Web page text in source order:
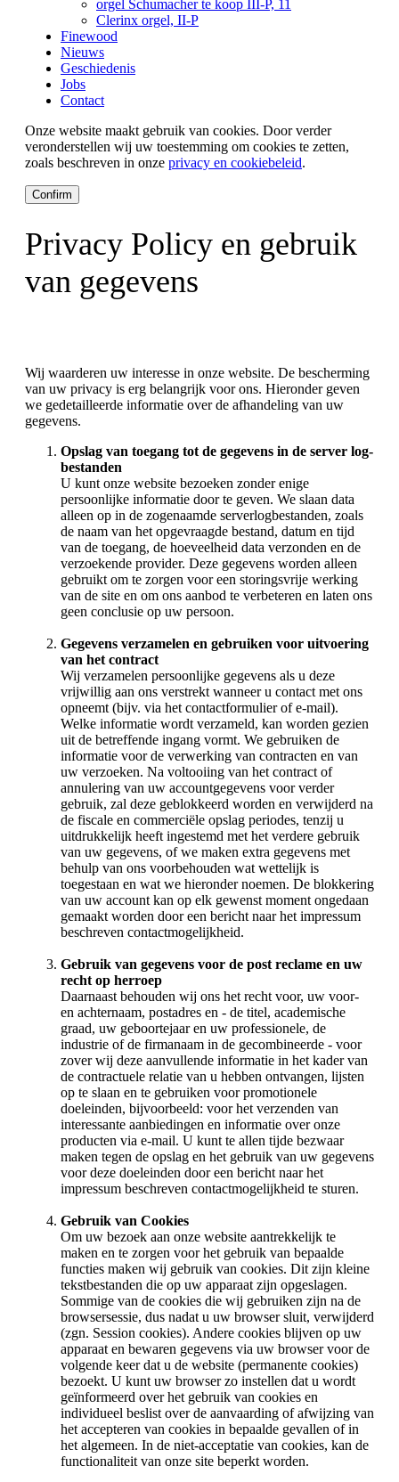
orgel Schumacher te koop III-P, 11
Clerinx orgel, II-P
Finewood
Nieuws
Geschiedenis
Jobs
Contact
Onze website maakt gebruik van cookies. Door verder
veronderstellen wij uw toestemming om cookies te zetten,
zoals beschreven in onze privacy en cookiebeleid.
Confirm
Privacy Policy en gebruik
van gegevens
Wij waarderen uw interesse in onze website. De bescherming
van uw privacy is erg belangrijk voor ons. Hieronder geven
we gedetailleerde informatie over de afhandeling van uw
gegevens.
Opslag van toegang tot de gegevens in de server log-
bestanden
U kunt onze website bezoeken zonder enige
persoonlijke informatie door te geven. We slaan data
alleen op in de zogenaamde serverlogbestanden, zoals
de naam van het opgevraagde bestand, datum en tijd
van de toegang, de hoeveelheid data verzonden en de
verzoekende provider. Deze gegevens worden alleen
gebruikt om te zorgen voor een storingsvrije werking
van de site en om ons aanbod te verbeteren en laten ons
geen conclusie op uw persoon.
Gegevens verzamelen en gebruiken voor uitvoering
van het contract
Wij verzamelen persoonlijke gegevens als u deze
vrijwillig aan ons verstrekt wanneer u contact met ons
opneemt (bijv. via het contactformulier of e-mail).
Welke informatie wordt verzameld, kan worden gezien
uit de betreffende ingang vormt. We gebruiken de
informatie voor de verwerking van contracten en van
uw verzoeken. Na voltooiing van het contract of
annulering van uw accountgegevens voor verder
gebruik, zal deze geblokkeerd worden en verwijderd na
de fiscale en commerciële opslag periodes, tenzij u
uitdrukkelijk heeft ingestemd met het verdere gebruik
van uw gegevens, of we maken extra gegevens met
behulp van ons voorbehouden wat wettelijk is
toegestaan en wat we hieronder noemen. De blokkering
van uw account kan op elk gewenst moment ongedaan
gemaakt worden door een bericht naar het impressum
beschreven contactmogelijkheid.
Gebruik van gegevens voor de post reclame en uw
recht op herroep
Daarnaast behouden wij ons het recht voor, uw voor-
en achternaam, postadres en - de titel, academische
graad, uw geboortejaar en uw professionele, de
industrie of de firmanaam in de gecombineerde - voor
zover wij deze aanvullende informatie in het kader van
de contractuele relatie van u hebben ontvangen, lijsten
op te slaan en te gebruiken voor promotionele
doeleinden, bijvoorbeeld: voor het verzenden van
interessante aanbiedingen en informatie over onze
producten via e-mail. U kunt te allen tijde bezwaar
maken tegen de opslag en het gebruik van uw gegevens
voor deze doeleinden door een bericht naar het
impressum beschreven contactmogelijkheid te sturen.
Gebruik van Cookies
Om uw bezoek aan onze website aantrekkelijk te
maken en te zorgen voor het gebruik van bepaalde
functies maken wij gebruik van cookies. Dit zijn kleine
tekstbestanden die op uw apparaat zijn opgeslagen.
Sommige van de cookies die wij gebruiken zijn na de
browsersessie, dus nadat u uw browser sluit, verwijderd
(zgn. Session cookies). Andere cookies blijven op uw
apparaat en bewaren gegevens via uw browser voor de
volgende keer dat u de website (permanente cookies)
bezoekt. U kunt uw browser zo instellen dat u wordt
geïnformeerd over het gebruik van cookies en
individueel beslist over de aanvaarding of afwijzing van
het accepteren van cookies in bepaalde gevallen of in
het algemeen. In de niet-acceptatie van cookies, kan de
functionaliteit van onze site beperkt worden.